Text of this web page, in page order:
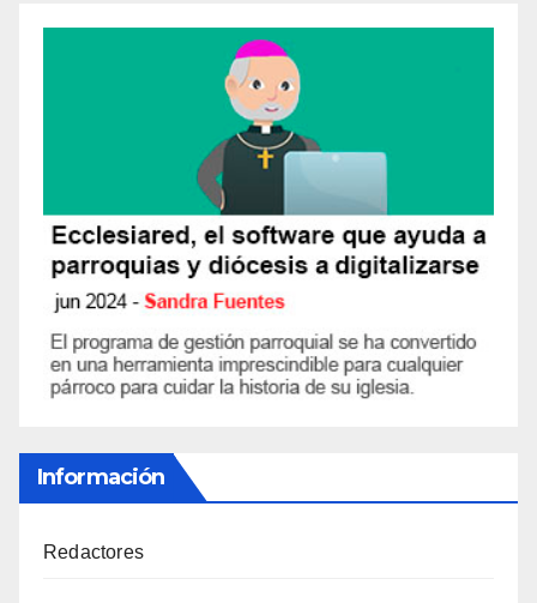
Información
Redactores